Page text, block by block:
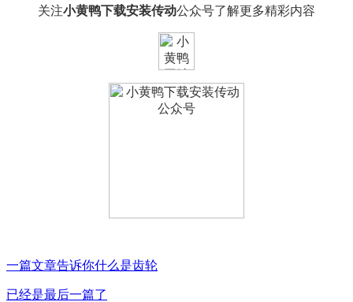
关注小黄鸭下载安装传动公众号了解更多精彩内容
一篇文章告诉你什么是齿轮
已经是最后一篇了